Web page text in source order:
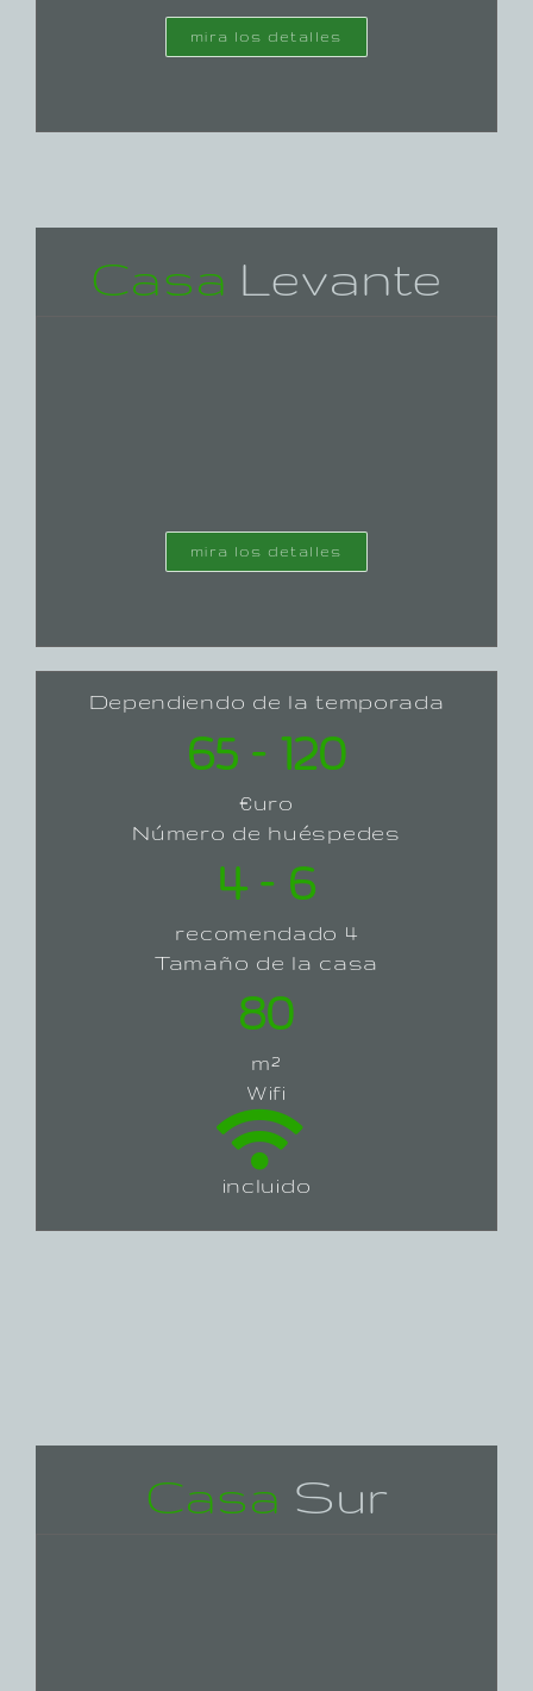
mira los detalles
Casa Levante
mira los detalles
Dependiendo de la temporada
65 – 120
€uro
Número de huéspedes
4 – 6
recomendado 4
Tamaño de la casa
80
m²
Wifi
incluido
Casa Sur